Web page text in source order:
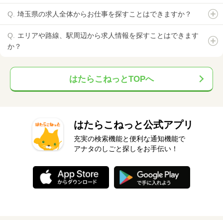
埼玉県の求人全体からお仕事を探すことはできますか？
エリアや路線、駅周辺から求人情報を探すことはできます
か？
はたらこねっとTOPへ
はたらこねっと公式アプリ
充実の検索機能と便利な通知機能で
アナタのしごと探しをお手伝い！